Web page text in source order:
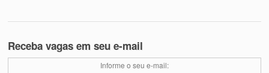
Receba vagas em seu e-mail
Informe o seu e-mail: